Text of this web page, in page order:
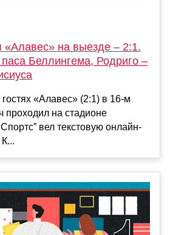
«Алавес» на выезде – 2:1.
Беллингема, Родриго –
«Алавес» (2:1) в 16-м
проходил на стадионе
вел текстовую онлайн-